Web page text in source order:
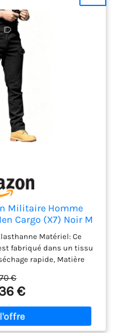
Militaire Homme
Cargo (X7) Noir M
Matériel: Ce
fabriqué dans un tissu
rapide, Matière
pour hommes peut
besoins de stockage,
cadeau de ceinture
est renforcée et
du genou à double
€
€